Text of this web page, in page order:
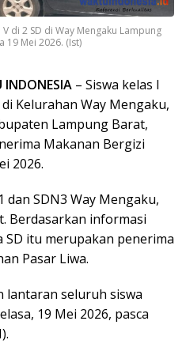
di 2 SD di Way Mengaku Lampung
19 Mei 2026. (Ist)
– Siswa kelas I
Kelurahan Way Mengaku,
Lampung Barat,
Makanan Bergizi
2026.
dan SDN3 Way Mengaku,
Berdasarkan informasi
SD itu merupakan penerima
Pasar Liwa.
lantaran seluruh siswa
19 Mei 2026, pasca